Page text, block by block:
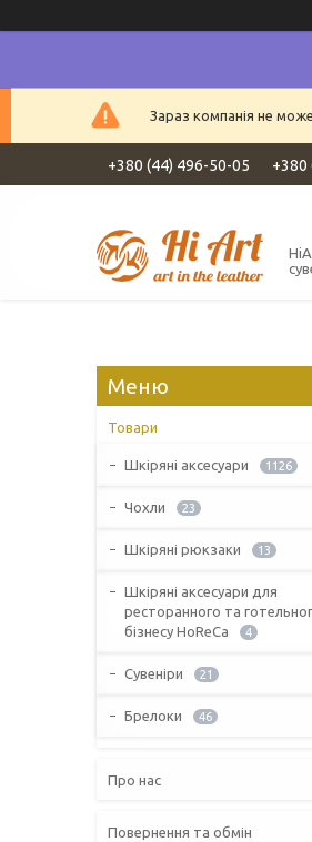
Зараз компанія не
+380 (44) 496-50-05 +380
Товари
Шкіряні аксесуари 1126
Чохли 23
Шкіряні рюкзаки 13
Шкіряні аксесуари для
ресторанного та
бізнесу HoReCa
4
Сувеніри 21
Брелоки 46
Про нас
Повернення та обмін